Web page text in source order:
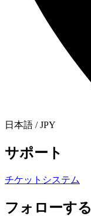
日本語 /JPY
サポート
チケットシステム
フォローする